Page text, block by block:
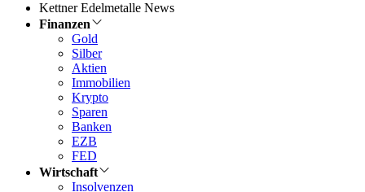
Kettner Edelmetalle News
Finanzen
Gold
Silber
Aktien
Immobilien
Krypto
Sparen
Banken
EZB
FED
Wirtschaft
Insolvenzen